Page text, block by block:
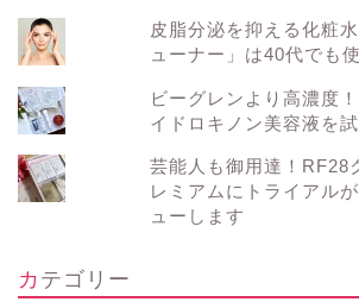
皮脂分泌を抑える化粧
ューナー」は40代でも
ビーグレンより高濃度
イドロキノン美容液を試
芸能人も御用達！RF28
レミアムにトライアル
ューします
カテゴリー